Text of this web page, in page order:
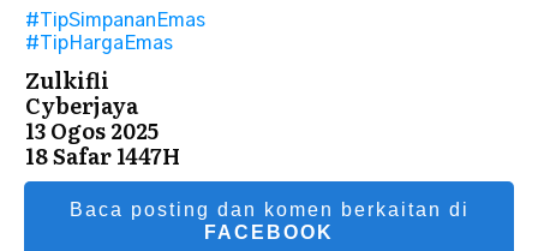
#TipSimpananEmas
#TipHargaEmas
Zulkifli
Cyberjaya
13 Ogos 2025
18 Safar 1447H
Baca posting dan komen berkaitan di
FACEBOOK